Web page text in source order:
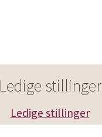
Ledige stillinger
Ledige stillinger